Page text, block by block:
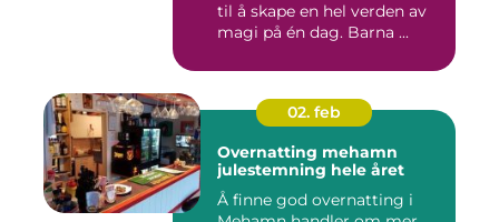
til å skape en hel verden av
magi på én dag. Barna ...
02. feb
Overnatting mehamn
julestemning hele året
Å finne god overnatting i